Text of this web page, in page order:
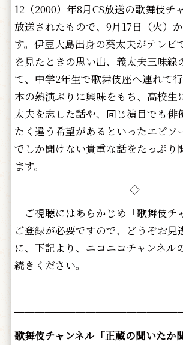
12（2000）年8月CS放送の歌舞伎チ
放送されたもので、9月17日（火）
す。伊豆大島出身の葵太夫がテレビ
を見たときの思い出、義太夫三味線
て、中学2年生で歌舞伎座へ連れて
本の熱演ぶりに興味をもち、高校生
太夫を志した話や、同じ演目でも俳
たく違う希望があるといったエピソ
でしか聞けない貴重な話をたっぷり
ます。
◇
ご視聴にはあらかじめ「歌舞伎チ
ご登録が必要ですので、どうぞお見
に、下記より、ニコニコチャンネル
続きください。
歌舞伎チャンネル「正蔵の聞いたか